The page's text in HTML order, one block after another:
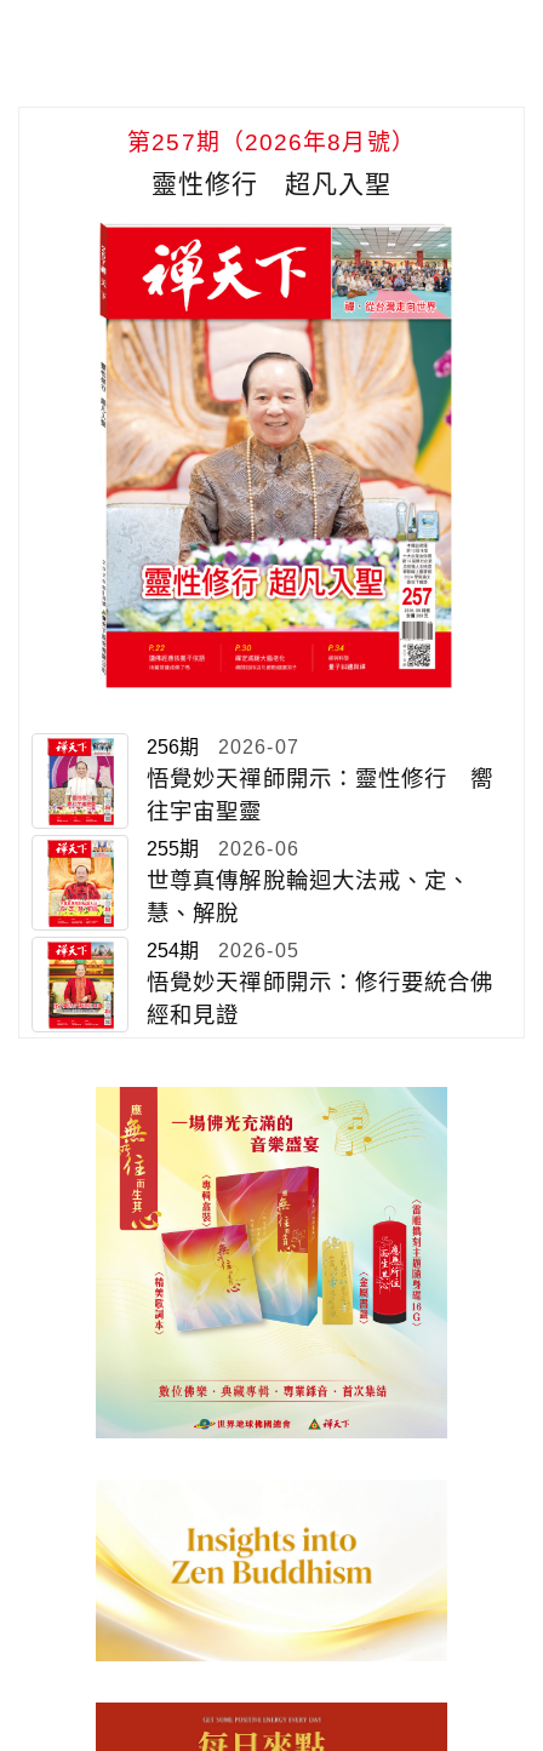
第257期（2026年8月號）
靈性修行 超凡入聖
256期 2026-07
悟覺妙天禪師開示：靈性修行 嚮
往宇宙聖靈
255期 2026-06
世尊真傳解脫輪迴大法戒、定、
慧、解脫
254期 2026-05
悟覺妙天禪師開示：修行要統合佛
經和見證